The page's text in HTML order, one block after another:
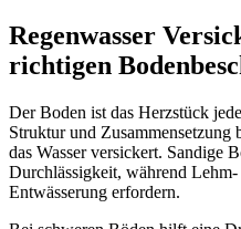
Regenwasser
richtigen
Der Boden ist das Herzstück
Struktur und
das Wasser versickert. Sandige
Durchlässigkeit, während
Entwässerung erfordern.